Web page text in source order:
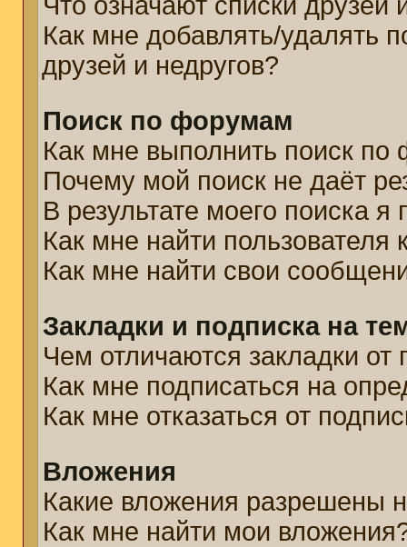
Как мне добавлять/удалять
друзей и недругов?
Поиск по форумам
Как мне выполнить поиск
Почему мой поиск не даёт
В результате моего поиска
Как мне найти пользователя
Как мне найти свои
Закладки и подписка на
Чем отличаются закладки от
Как мне подписаться на
Как мне отказаться от
Вложения
Какие вложения разрешены
Как мне найти мои